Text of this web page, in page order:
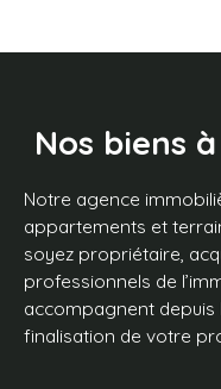
Nos biens à
Notre agence
appartements et
soyez propriétaire,
professionnels de
accompagnent depuis
finalisation de votre